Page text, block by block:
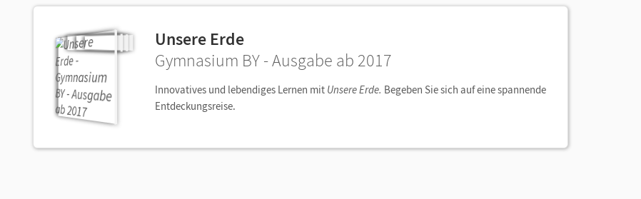
Unsere Erde
Gymnasium BY - Ausgabe ab 2017
Innovatives und lebendiges Lernen mit Unsere Erde. Begeben Sie sich auf eine spannende
Entdeckungsreise.